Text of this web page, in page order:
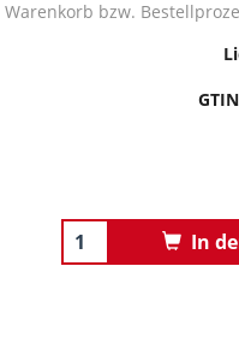
Warenkorb bzw.
In